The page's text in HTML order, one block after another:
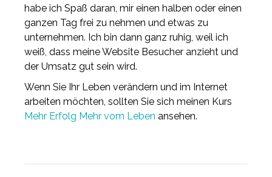
habe ich Spaß daran, mir einen halben oder einen
ganzen Tag frei zu nehmen und etwas zu
unternehmen. Ich bin dann ganz ruhig, weil ich
weiß, dass meine Website Besucher anzieht und
der Umsatz gut sein wird.
Wenn Sie Ihr Leben verändern und im Internet
arbeiten möchten, sollten Sie sich meinen Kurs
Mehr Erfolg Mehr vom Leben ansehen.